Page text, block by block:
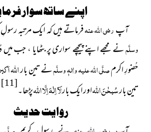
اپنے ساتھ سوار
آپرضی اللہ عنہفرماتے ہیں کہ ایک مرتبہ
وسلَّمنے مجھے اپنے پیچھے سواری پر بٹھایا ، جب
حُضورِ اکرمصلَّی اللہ علیہ واٰلہٖ وسلَّمنے تین باراللہ
تین بارسُبحٰنَ اللہاور ایک بارلَآ اِلٰہَ اِلَّا اللہپڑھا۔[11]
روایت حدیث